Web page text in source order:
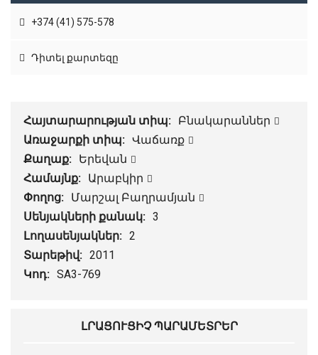
+374 (41) 575-578
Դիտել քարտեզը
Հայտարարության տիպ: Բնակարաններ
Առաջարքի տիպ: Վաճառք
Քաղաք: Երեվան
Համայնք: Արաբկիր
Փողոց: Մարշալ Բաղրամյան
Սենյակների քանակ: 3
Լողասենյակներ: 2
Տարեթիվ: 2011
Կոդ: SA3-769
ԼՐԱՑՈՒՑԻՉ ՊԱՐԱՄԵՏՐԵՐ